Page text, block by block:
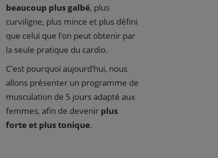
beaucoup plus galbé, plus
curviligne, plus mince et plus défini
que celui que l’on peut obtenir par
la seule pratique du cardio.
C’est pourquoi aujourd’hui, nous
allons présenter un programme de
musculation de 5 jours adapté aux
femmes, afin de devenir plus
forte et plus tonique.